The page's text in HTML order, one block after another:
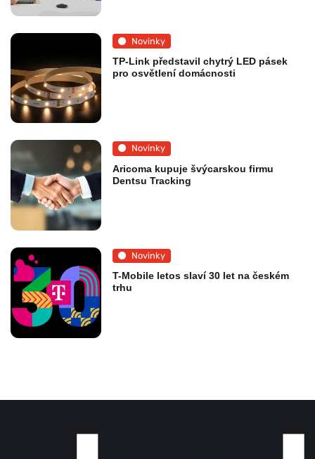
Novinky
TP-Link představil chytrý LED pásek
pro osvětlení domácnosti
Novinky
Aricoma kupuje švýcarskou firmu
Dentsu Tracking
Novinky
T-Mobile letos slaví 30 let na českém
trhu